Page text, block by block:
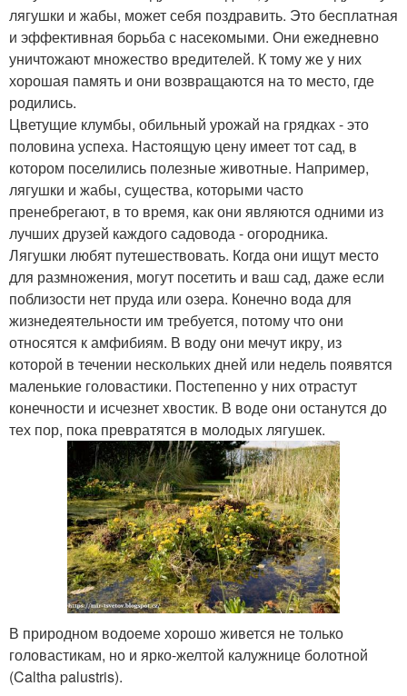
лягушки и жабы, может себя поздравить. Это бесплатная
и эффективная борьба с насекомыми. Они ежедневно
уничтожают множество вредителей. К тому же у них
хорошая память и они возвращаются на то место, где
родились.
Цветущие клумбы, обильный урожай на грядках - это
половина успеха. Настоящую цену имеет тот сад, в
котором поселились полезные животные. Например,
лягушки и жабы, существа, которыми часто
пренебрегают, в то время, как они являются одними из
лучших друзей каждого садовода - огородника.
Лягушки любят путешествовать. Когда они ищут место
для размножения, могут посетить и ваш сад, даже если
поблизости нет пруда или озера. Конечно вода для
жизнедеятельности им требуется, потому что они
относятся к амфибиям. В воду они мечут икру, из
которой в течении нескольких дней или недель появятся
маленькие головастики. Постепенно у них отрастут
конечности и исчезнет хвостик. В воде они останутся до
тех пор, пока превратятся в молодых лягушек.
В природном водоеме хорошо живется не только
головастикам, но и ярко-желтой калужнице болотной
(Caltha palustris).